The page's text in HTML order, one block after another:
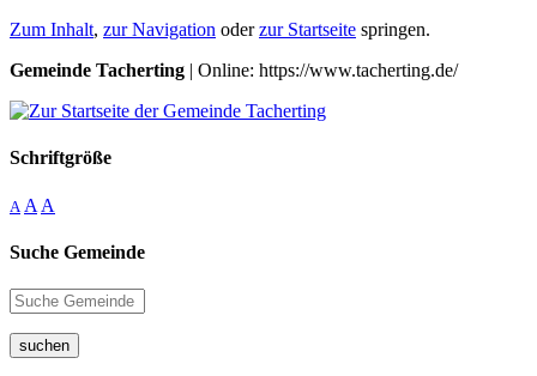
Zum Inhalt, zur Navigation oderzur Startseite springen.
Gemeinde Tacherting | Online: https://www.tacherting.de/
Schriftgröße
A A A
Suche Gemeinde
suchen